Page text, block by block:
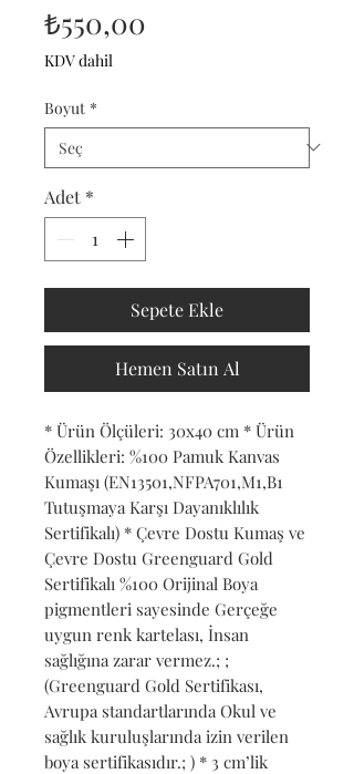
₺550,00
KDV dahil
Boyut *
Adet *
Sepete Ekle
Hemen Satın Al
* Ürün Ölçüleri: 30x40 cm * Ürün
Özellikleri: %100 Pamuk Kanvas
Kumaşı (EN13501,NFPA701,M1,B1
Tutuşmaya Karşı Dayanıklılık
Sertifikalı) * Çevre Dostu Kumaş ve
Çevre Dostu Greenguard Gold
Sertifikalı %100 Orijinal Boya
pigmentleri sayesinde Gerçeğe
uygun renk kartelası, İnsan
sağlığına zarar vermez.; ;
(Greenguard Gold Sertifikası,
Avrupa standartlarında Okul ve
sağlık kuruluşlarında izin verilen
boya sertifikasıdır.; ) * 3 cm’lik